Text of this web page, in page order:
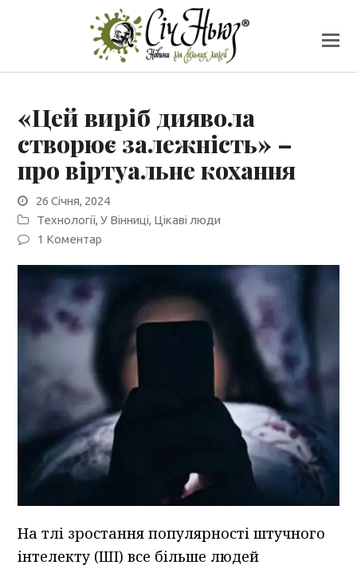
«Цей виріб диявола
створює залежність» –
про віртуальне кохання
26 Січня, 2024
Технології,У Вінниці, Цікаві люди
1 Коментар
На тлі зростання популярності штучного
інтелекту (ШІ) все більше людей